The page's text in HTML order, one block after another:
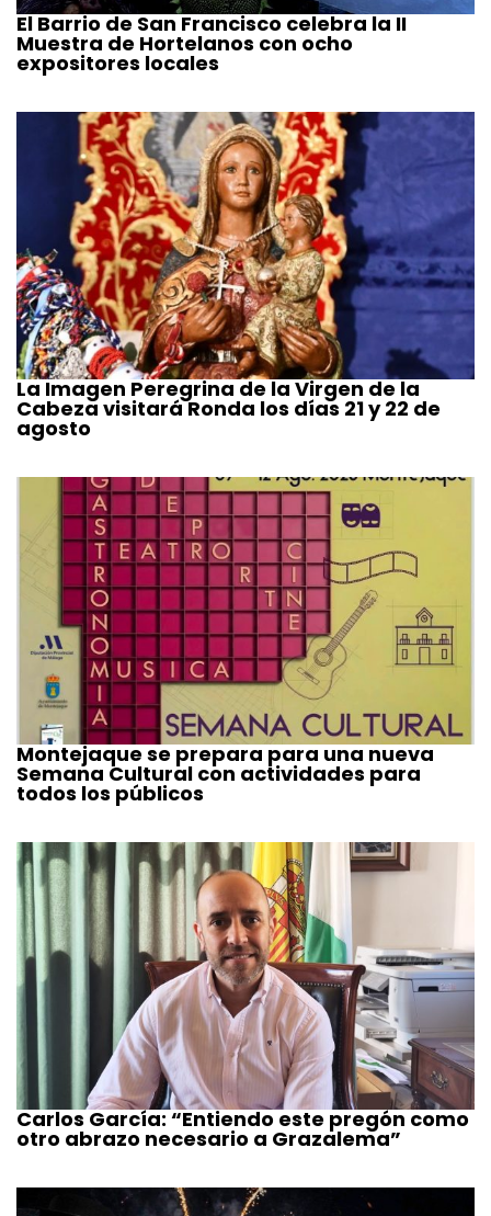
El Barrio de San Francisco celebra la II
Muestra de Hortelanos con ocho
expositores locales
La Imagen Peregrina de la Virgen de la
Cabeza visitará Ronda los días 21 y 22 de
agosto
Montejaque se prepara para una nueva
Semana Cultural con actividades para
todos los públicos
Carlos García: “Entiendo este pregón como
otro abrazo necesario a Grazalema”